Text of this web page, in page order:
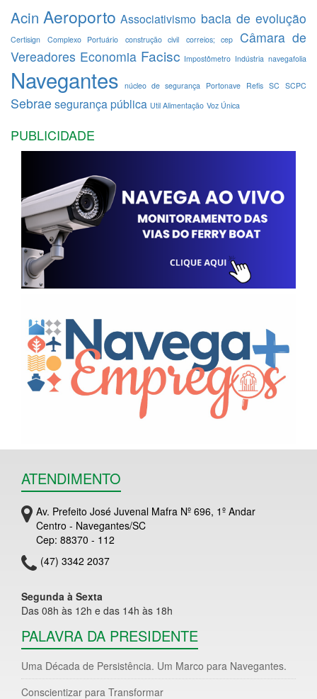
Acin Aeroporto Associativismo bacia de evolução
Certisign Complexo Portuário construção civil correios; cep
Câmara de
Vereadores Economia Facisc Impostômetro Indústria navegafolia
Navegantes núcleo de segurança Portonave Refis SC SCPC
Sebrae segurança pública Util Alimentação Voz Única
PUBLICIDADE
ATENDIMENTO
Av. Prefeito José Juvenal Mafra Nº 696, 1º Andar
Centro - Navegantes/SC
Cep: 88370 - 112
(47) 3342 2037
Segunda à Sexta
Das 08h às 12h e das 14h às 18h
PALAVRA DA PRESIDENTE
Uma Década de Persistência. Um Marco para Navegantes.
Conscientizar para Transformar